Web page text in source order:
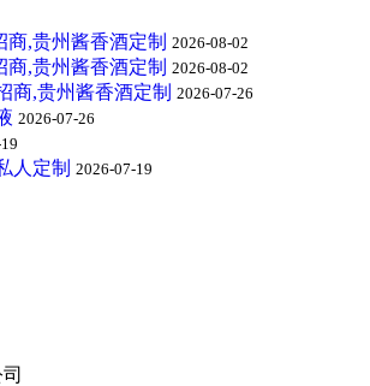
,贵州酱香酒定制 2026-08-02
,贵州酱香酒定制 2026-08-02
商,贵州酱香酒定制 2026-07-26
2026-07-26
人定制 2026-07-19